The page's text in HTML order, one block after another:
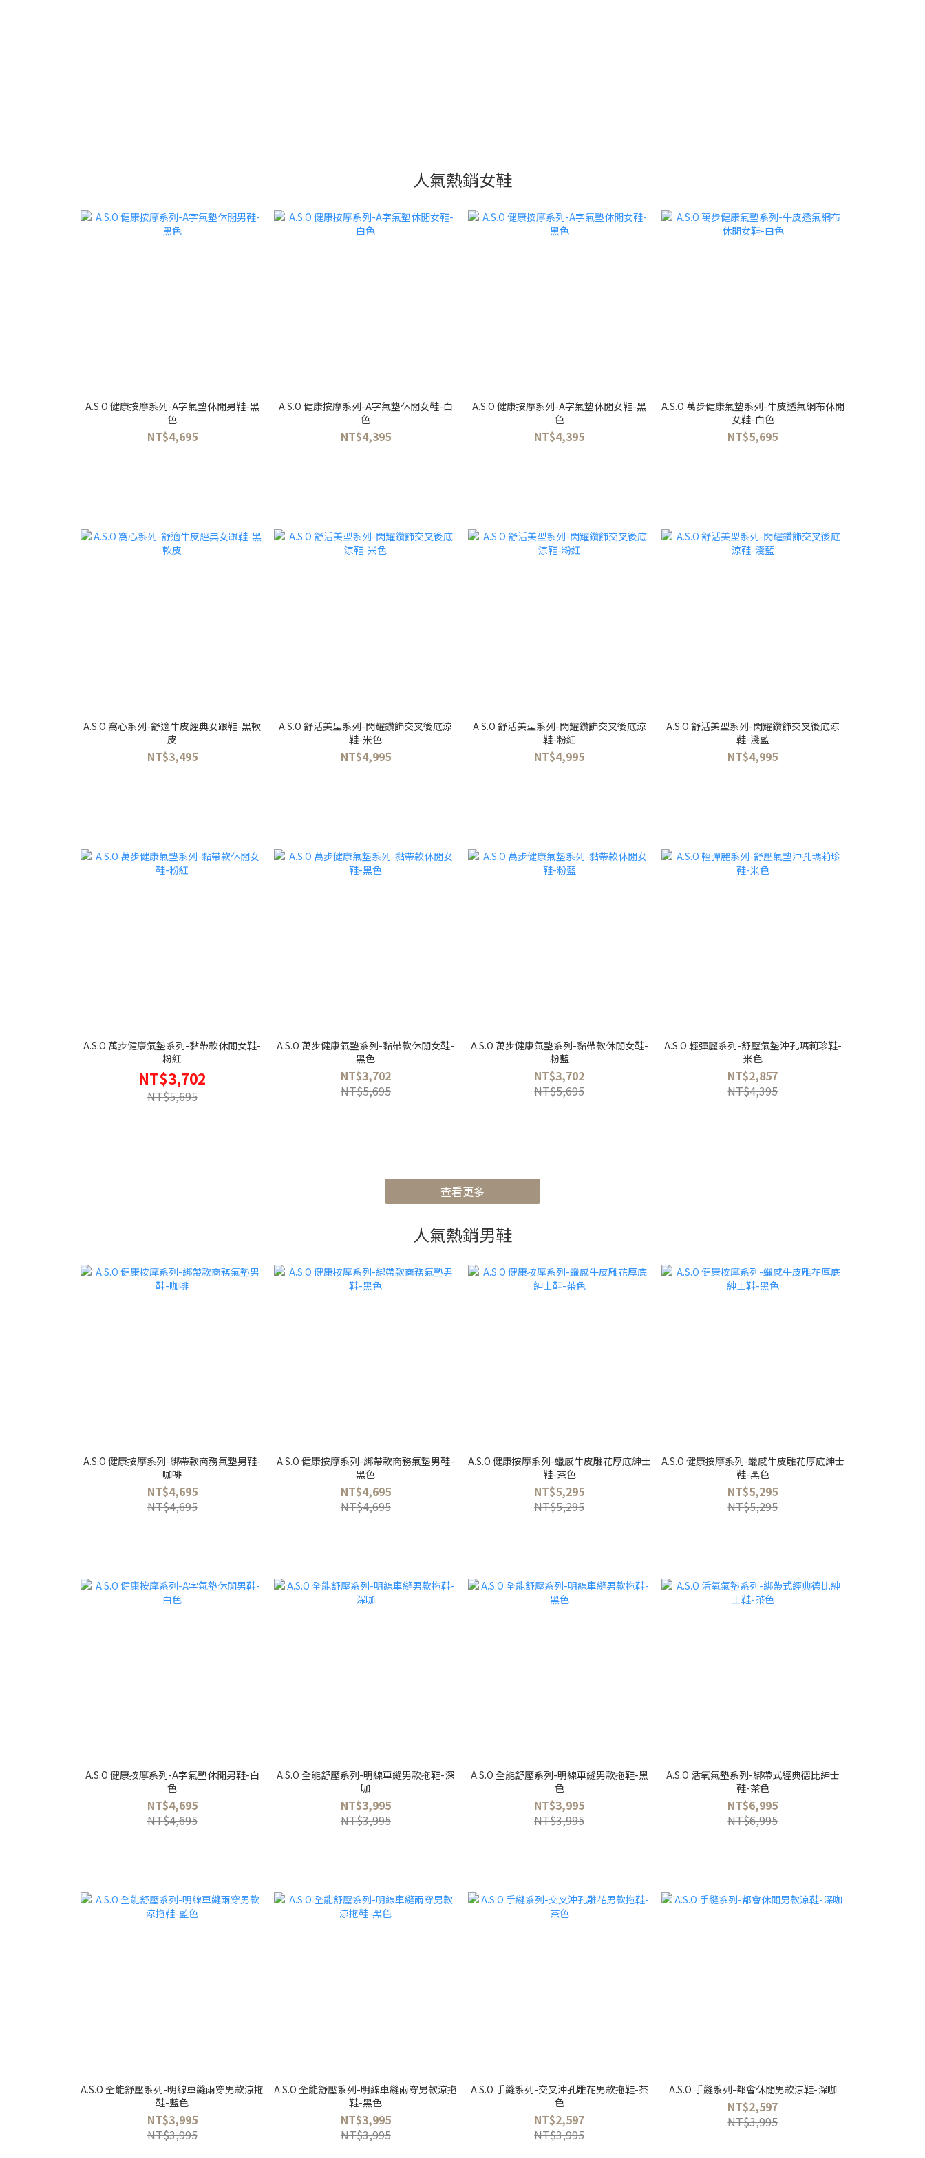
人氣熱銷女鞋
A.S.O 健康按摩系列-A字氣墊休閒男鞋-黑
色
NT$4,695
A.S.O 健康按摩系列-A字氣墊休閒女鞋-白
色
NT$4,395
A.S.O 健康按摩系列-A字氣墊休閒女鞋-黑
色
NT$4,395
A.S.O 萬步健康氣墊系列-牛皮透氣網布休閒
女鞋-白色
NT$5,695
A.S.O 窩心系列-舒適牛皮經典女跟鞋-黑軟
皮
NT$3,495
A.S.O 舒活美型系列-閃耀鑽飾交叉後底涼
鞋-米色
NT$4,995
A.S.O 舒活美型系列-閃耀鑽飾交叉後底涼
鞋-粉紅
NT$4,995
A.S.O 舒活美型系列-閃耀鑽飾交叉後底涼
鞋-淺藍
NT$4,995
A.S.O 萬步健康氣墊系列-黏帶款休閒女鞋-
粉紅
NT$3,702
NT$5,695
A.S.O 萬步健康氣墊系列-黏帶款休閒女鞋-
黑色
NT$3,702
NT$5,695
A.S.O 萬步健康氣墊系列-黏帶款休閒女鞋-
粉藍
NT$3,702
NT$5,695
A.S.O 輕彈麗系列-舒壓氣墊沖孔瑪莉珍鞋-
米色
NT$2,857
NT$4,395
查看更多
人氣熱銷男鞋
A.S.O 健康按摩系列-綁帶款商務氣墊男鞋-
咖啡
NT$4,695
NT$4,695
A.S.O 健康按摩系列-綁帶款商務氣墊男鞋-
黑色
NT$4,695
NT$4,695
A.S.O 健康按摩系列-蠟感牛皮雕花厚底紳士
鞋-茶色
NT$5,295
NT$5,295
A.S.O 健康按摩系列-蠟感牛皮雕花厚底紳士
鞋-黑色
NT$5,295
NT$5,295
A.S.O 健康按摩系列-A字氣墊休閒男鞋-白
色
NT$4,695
NT$4,695
A.S.O 全能舒壓系列-明線車縫男款拖鞋-深
咖
NT$3,995
NT$3,995
A.S.O 全能舒壓系列-明線車縫男款拖鞋-黑
色
NT$3,995
NT$3,995
A.S.O 活氧氣墊系列-綁帶式經典德比紳士
鞋-茶色
NT$6,995
NT$6,995
A.S.O 全能舒壓系列-明線車縫兩穿男款涼拖
鞋-藍色
NT$3,995
NT$3,995
A.S.O 全能舒壓系列-明線車縫兩穿男款涼拖
鞋-黑色
NT$3,995
NT$3,995
A.S.O 手縫系列-交叉沖孔雕花男款拖鞋-茶
色
NT$2,597
NT$3,995
A.S.O 手縫系列-都會休閒男款涼鞋-深咖
NT$2,597
NT$3,995